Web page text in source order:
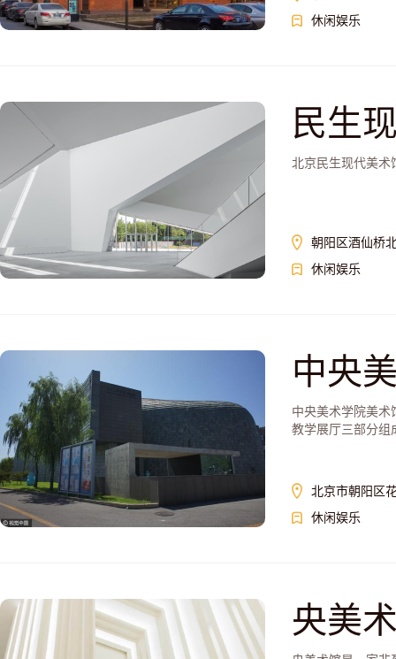
休闲娱乐
民生
北京民生现代美术
朝阳区酒仙桥
休闲娱乐
中央
中央美术学院美术
教学展厅三部分组
北京市朝阳区
休闲娱乐
央美